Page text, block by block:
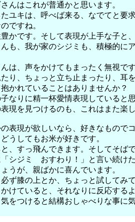
んはこれが普通かと思います。
ユキは、呼べば来る、なでてと要
ですね。
かです。そして表現が上手な子と
も、我が家のシジミも、積極的に
は、声をかけてもまったく無視で
り、ちょっと立ち止まったり、耳
かれていることはありませんか？
なりに精一杯愛情表現していると思
現を見つけるのも、これはまた楽
表現が欲しいなら、好きなもので
うしてもお米が好きです。
、すっ飛んできます。そしてそばで
シジミ おすわり！」と言い続け
うが、親ばかに喜んでいます。
ず膝の上とか、ちょっと試してみ
けていると、それなりに反応する
をつけると結構おしゃべりな事に